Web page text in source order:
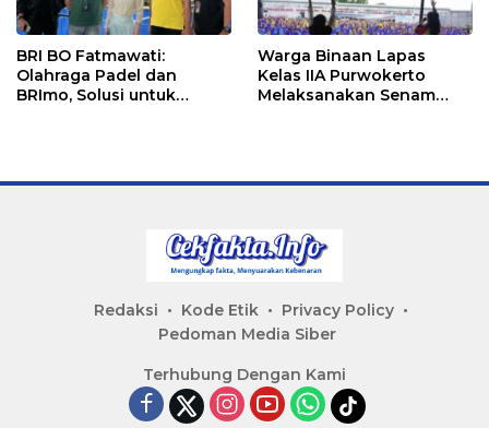
BRI BO Fatmawati:
Olahraga Padel dan
BRImo, Solusi untuk
Warga Binaan Lapas
Kelas IIA Purwokerto
Melaksanakan Senam
Redaksi Kode Etik
Privacy Policy
Pedoman Media Siber
Terhubung Dengan Kami